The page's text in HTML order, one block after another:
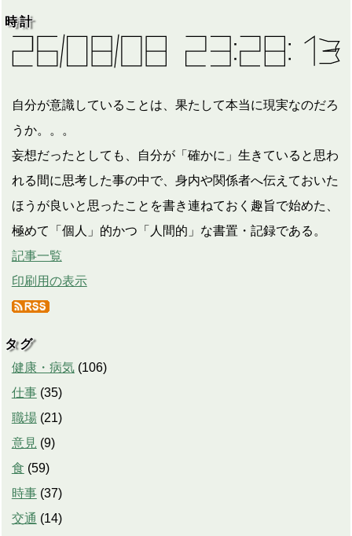
時計
自分が意識していることは、果たして本当に現実なのだろ
うか。。。
妄想だったとしても、自分が「確かに」生きていると思わ
れる間に思考した事の中で、身内や関係者へ伝えておいた
ほうが良いと思ったことを書き連ねておく趣旨で始めた、
極めて「個人」的かつ「人間的」な書置・記録である。
記事一覧
印刷用の表示
タグ
健康・病気 (106)
仕事 (35)
職場 (21)
意見 (9)
食 (59)
時事 (37)
交通 (14)